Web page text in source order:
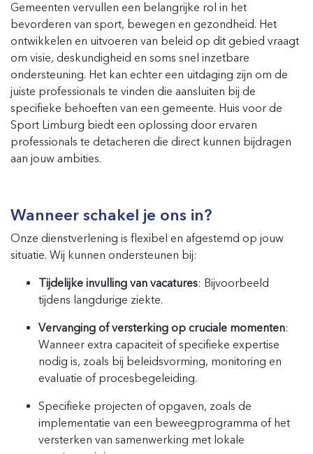
Gemeenten vervullen een belangrijke rol in het
bevorderen van sport, bewegen en gezondheid. Het
ontwikkelen en uitvoeren van beleid op dit gebied vraagt
om visie, deskundigheid en soms snel inzetbare
ondersteuning. Het kan echter een uitdaging zijn om de
juiste professionals te vinden die aansluiten bij de
specifieke behoeften van een gemeente. Huis voor de
Sport Limburg biedt een oplossing door ervaren
professionals te detacheren die direct kunnen bijdragen
aan jouw ambities.
Wanneer schakel je ons in?
Onze dienstverlening is flexibel en afgestemd op jouw
situatie. Wij kunnen ondersteunen bij:
Tijdelijke invulling van vacatures: Bijvoorbeeld
tijdens langdurige ziekte.
Vervanging of versterking op cruciale momenten:
Wanneer extra capaciteit of specifieke expertise
nodig is, zoals bij beleidsvorming, monitoring en
evaluatie of procesbegeleiding.
Specifieke projecten of opgaven, zoals de
implementatie van een beweegprogramma of het
versterken van samenwerking met lokale